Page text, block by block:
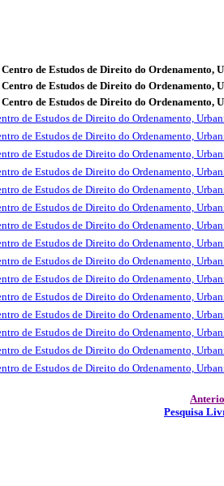
de Estudos de Direito do Ordenamento,
de Estudos de Direito do Ordenamento,
de Estudos de Direito do Ordenamento,
de Estudos de Direito do Ordenamento,
de Estudos de Direito do Ordenamento,
de Estudos de Direito do Ordenamento,
de Estudos de Direito do Ordenamento,
de Estudos de Direito do Ordenamento,
de Estudos de Direito do Ordenamento,
de Estudos de Direito do Ordenamento,
de Estudos de Direito do Ordenamento,
de Estudos de Direito do Ordenamento,
de Estudos de Direito do Ordenamento,
de Estudos de Direito do Ordenamento,
de Estudos de Direito do Ordenamento,
de Estudos de Direito do Ordenamento,
de Estudos de Direito do Ordenamento,
de Estudos de Direito do Ordenamento,
Pesquisa